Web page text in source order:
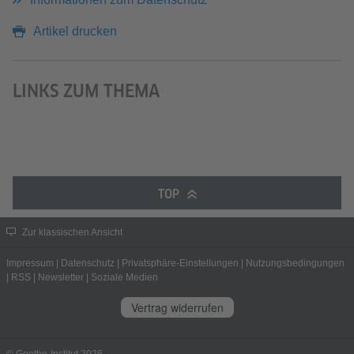
Artikel drucken
LINKS ZUM THEMA
TOP
Zur klassischen Ansicht
Impressum Datenschutz Privatsphäre-Einstellungen
Nutzungsbedingungen
RSS Newsletter Soziale Medien
Vertrag widerrufen